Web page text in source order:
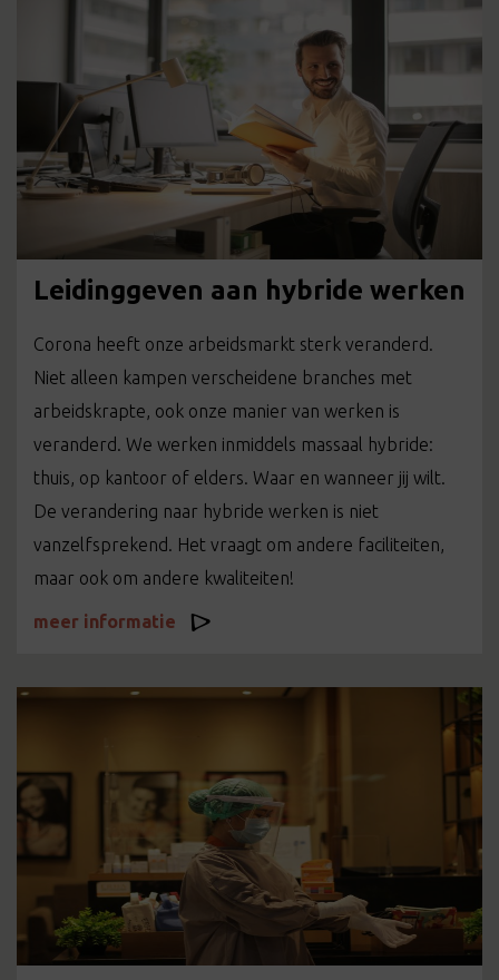
Leidinggeven aan hybride werken
Corona heeft onze arbeidsmarkt sterk veranderd.
Niet alleen kampen verscheidene branches met
arbeidskrapte, ook onze manier van werken is
veranderd. We werken inmiddels massaal hybride:
thuis, op kantoor of elders. Waar en wanneer jij wilt.
De verandering naar hybride werken is niet
vanzelfsprekend. Het vraagt om andere faciliteiten,
maar ook om andere kwaliteiten!
meer informatie